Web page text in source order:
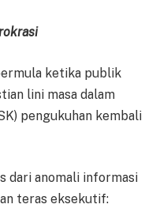
ketika publik
lini masa dalam
pengukuhan kembali
dari anomali informasi
teras eksekutif: